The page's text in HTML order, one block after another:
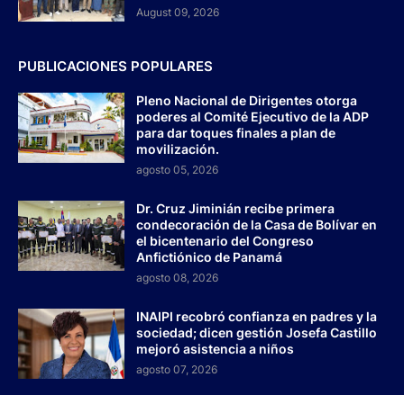
August 09, 2026
PUBLICACIONES POPULARES
Pleno Nacional de Dirigentes otorga
poderes al Comité Ejecutivo de la ADP
para dar toques finales a plan de
movilización.
agosto 05, 2026
Dr. Cruz Jiminián recibe primera
condecoración de la Casa de Bolívar en
el bicentenario del Congreso
Anfictiónico de Panamá
agosto 08, 2026
INAIPI recobró confianza en padres y la
sociedad; dicen gestión Josefa Castillo
mejoró asistencia a niños
agosto 07, 2026